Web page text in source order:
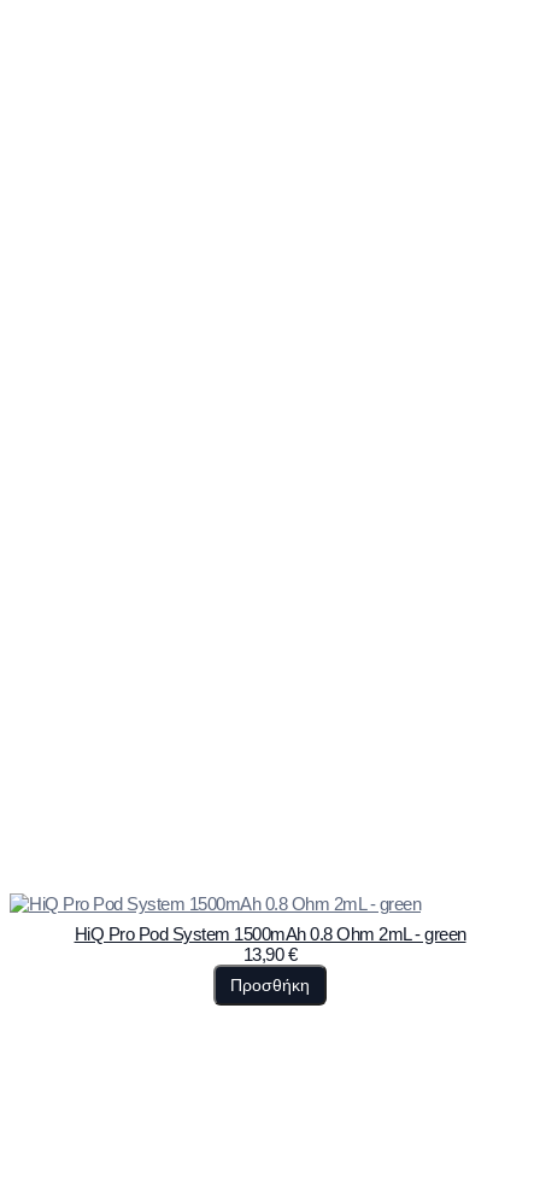
HiQ Pro Pod System 1500mAh 0.8 Ohm 2mL - green
13,90€
Προσθήκη